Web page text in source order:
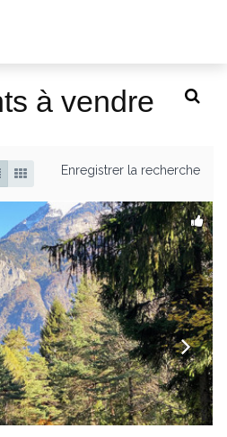
à vendre
Enregistrer la recherche